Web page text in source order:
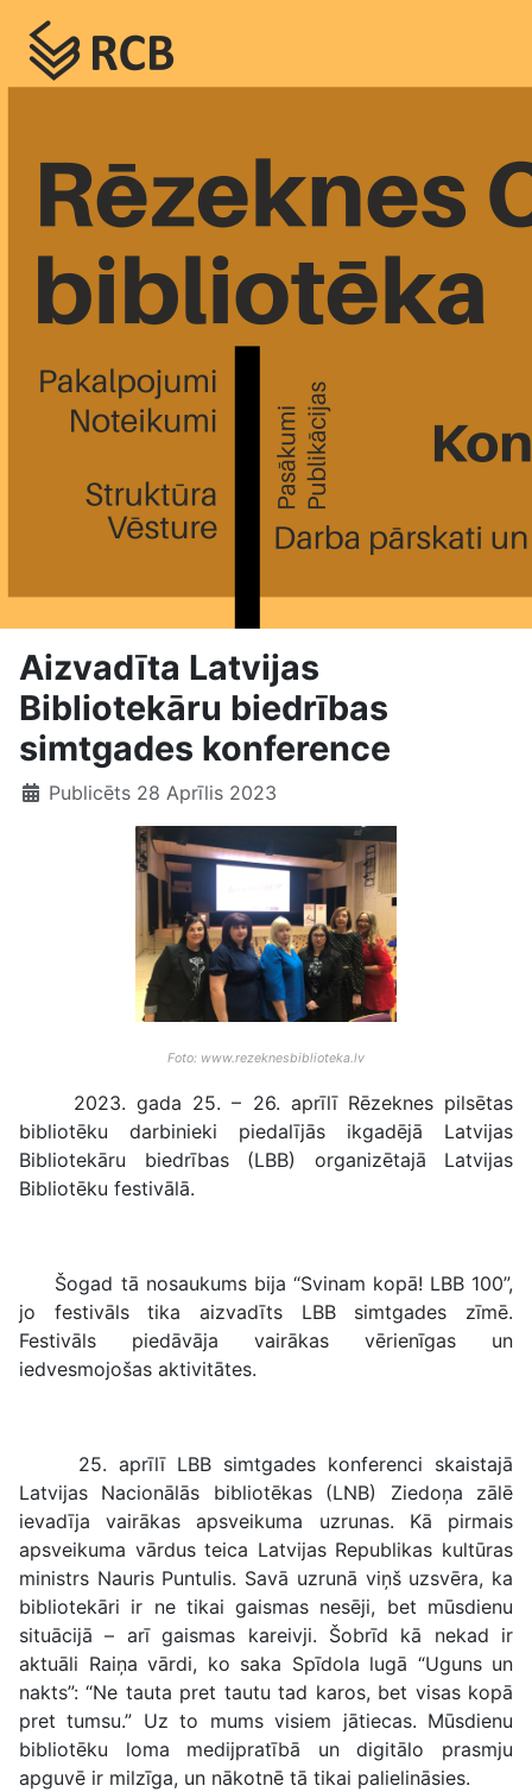
Aizvadīta Latvijas
Bibliotekāru biedrības
simtgades konference
Publicēts 28 Aprīlis 2023
Foto: www.rezeknesbiblioteka.lv
2023. gada 25. – 26. aprīlī Rēzeknes pilsētas
bibliotēku darbinieki piedalījās ikgadējā Latvijas
Bibliotekāru biedrības (LBB) organizētajā Latvijas
Bibliotēku festivālā.
Šogad tā nosaukums bija “Svinam kopā! LBB 100”,
jo festivāls tika aizvadīts LBB simtgades zīmē.
Festivāls piedāvāja vairākas vērienīgas un
iedvesmojošas aktivitātes.
25. aprīlī LBB simtgades konferenci skaistajā
Latvijas Nacionālās bibliotēkas (LNB) Ziedoņa zālē
ievadīja vairākas apsveikuma uzrunas. Kā pirmais
apsveikuma vārdus teica Latvijas Republikas kultūras
ministrs Nauris Puntulis. Savā uzrunā viņš uzsvēra, ka
bibliotekāri ir ne tikai gaismas nesēji, bet mūsdienu
situācijā – arī gaismas kareivji. Šobrīd kā nekad ir
aktuāli Raiņa vārdi, ko saka Spīdola lugā “Uguns un
nakts”: “Ne tauta pret tautu tad karos, bet visas kopā
pret tumsu.” Uz to mums visiem jātiecas. Mūsdienu
bibliotēku loma medijpratībā un digitālo prasmju
apguvē ir milzīga, un nākotnē tā tikai palielināsies.